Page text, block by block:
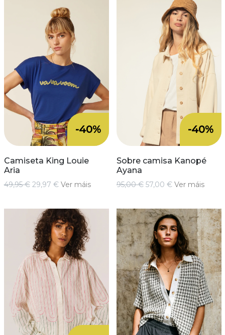
-40%
Camiseta King Louie
Aria
49,95 € 29,97 € Ver máis
-40%
Sobre camisa Kanopé
Ayana
95,00 € 57,00 € Ver máis